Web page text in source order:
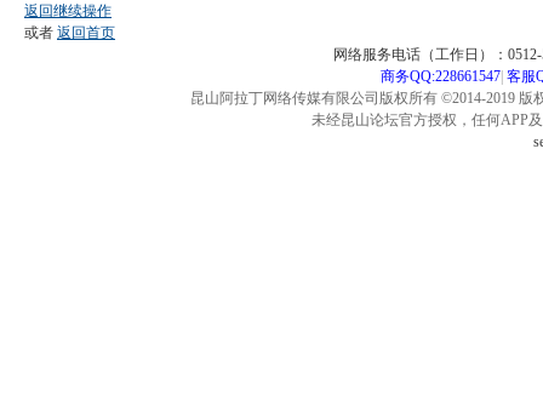
返回继续操作
或者 返回首页
网络服务电话（工作日）：
商务QQ:228661547| 客服
昆山阿拉丁网络传媒有限公司版权所有 ©2014-2019
未经昆山论坛官方授权，任何APP